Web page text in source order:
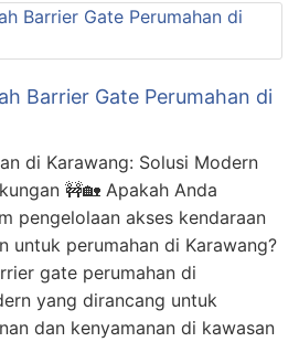
Barrier Gate Perumahan di
di Karawang: Solusi Modern
🚧🏡 Apakah Anda
pengelolaan akses kendaraan
untuk perumahan di Karawang?
gate perumahan di
yang dirancang untuk
dan kenyamanan di kawasan